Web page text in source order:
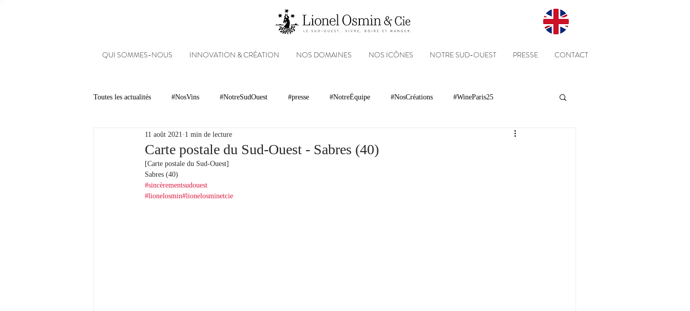
QUI SOMMES-NOUS INNOVATION & CRÉATION NOS DOMAINES NOS ICÔNES NOTRE SUD-OUEST PRESSE CONTACT
Toutes les actualités #NosVins #NotreSudOuest #presse #NotreÉquipe #NosCréations #WineParis25
Chambre d’Amour Vins Armagnacs Clients
Dégustations Evénements
Carte postale du Sud-Ouest - Sabres (40)
11 août 2021 1 min de lecture
[Carte postale du Sud-Ouest]
Sabres (40)
#sincèrementsudouest
#lionelosmin#lionelosminetcie